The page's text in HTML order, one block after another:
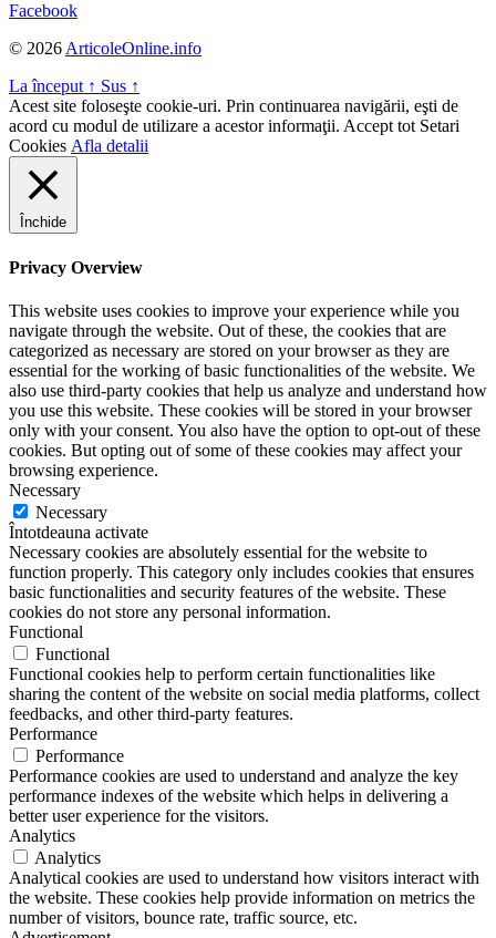
Facebook
© 2026 ArticoleOnline.info
La început ↑ Sus ↑
Acest site foloseşte cookie-uri. Prin continuarea navigării, eşti de
acord cu modul de utilizare a acestor informaţii. Accept tot Setari
Cookies Afla detalii
Închide
Privacy Overview
This website uses cookies to improve your experience while you
navigate through the website. Out of these, the cookies that are
categorized as necessary are stored on your browser as they are
essential for the working of basic functionalities of the website. We
also use third-party cookies that help us analyze and understand how
you use this website. These cookies will be stored in your browser
only with your consent. You also have the option to opt-out of these
cookies. But opting out of some of these cookies may affect your
browsing experience.
Necessary
Necessary
Întotdeauna activate
Necessary cookies are absolutely essential for the website to
function properly. This category only includes cookies that ensures
basic functionalities and security features of the website. These
cookies do not store any personal information.
Functional
Functional
Functional cookies help to perform certain functionalities like
sharing the content of the website on social media platforms, collect
feedbacks, and other third-party features.
Performance
Performance
Performance cookies are used to understand and analyze the key
performance indexes of the website which helps in delivering a
better user experience for the visitors.
Analytics
Analytics
Analytical cookies are used to understand how visitors interact with
the website. These cookies help provide information on metrics the
number of visitors, bounce rate, traffic source, etc.